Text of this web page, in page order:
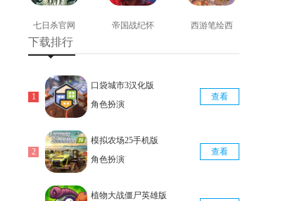
七日杀官网
版
查看
帝国战纪怀
西游笔绘西
下载排行
口袋城市3汉化版
角色扮演
查看
模拟农场25手机版
角色扮演
查看
植物大战僵尸英雄版